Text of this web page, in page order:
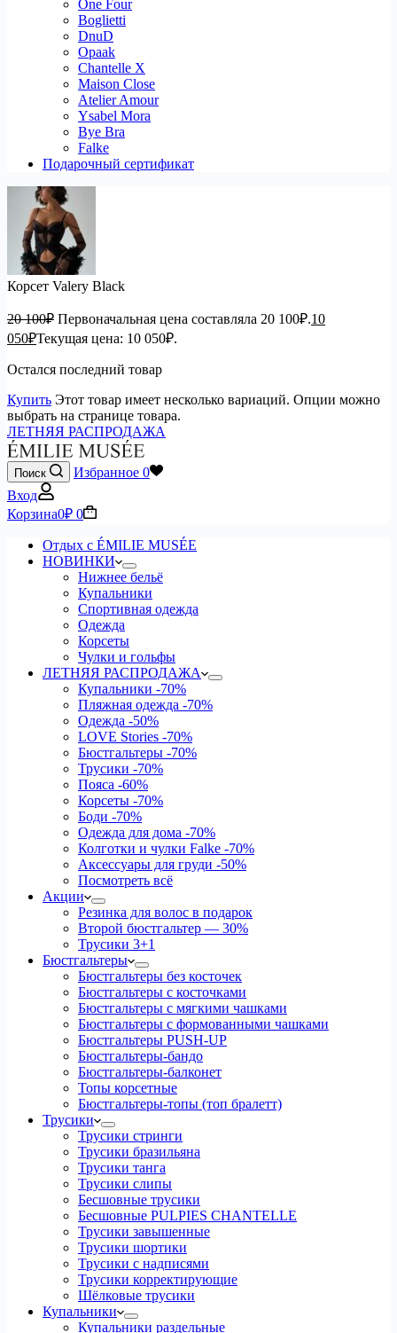
One Four
Boglietti
DnuD
Opaak
Chantelle X
Maison Close
Atelier Amour
Ysabel Mora
Bye Bra
Falke
Подарочный сертификат
Корсет Valery Black
20 100₽ Первоначальная цена составляла 20 100₽.10
050₽Текущая цена: 10 050₽.
Остался последний товар
Купить Этот товар имеет несколько вариаций. Опции можно
выбрать на странице товара.
ЛЕТНЯЯ РАСПРОДАЖА
Поиск Избранное 0
Вход
Корзина0₽ 0
Отдых с ÉMILIE MUSÉE
НОВИНКИ
Нижнее бельё
Купальники
Спортивная одежда
Одежда
Корсеты
Чулки и гольфы
ЛЕТНЯЯ РАСПРОДАЖА
Купальники -70%
Пляжная одежда -70%
Одежда -50%
LOVE Stories -70%
Бюстгальтеры -70%
Трусики -70%
Пояса -60%
Корсеты -70%
Боди -70%
Одежда для дома -70%
Колготки и чулки Falke -70%
Аксессуары для груди -50%
Посмотреть всё
Акции
Резинка для волос в подарок
Второй бюстгальтер — 30%
Трусики 3+1
Бюстгальтеры
Бюстгальтеры без косточек
Бюстгальтеры с косточками
Бюстгальтеры с мягкими чашками
Бюстгальтеры с формованными чашками
Бюстгальтеры PUSH-UP
Бюстгальтеры-бандо
Бюстгальтеры-балконет
Топы корсетные
Бюстгальтеры-топы (топ бралетт)
Трусики
Трусики стринги
Трусики бразильяна
Трусики танга
Трусики слипы
Бесшовные трусики
Бесшовные PULPIES CHANTELLE
Трусики завышенные
Трусики шортики
Трусики с надписями
Трусики корректирующие
Шёлковые трусики
Купальники
Купальники раздельные